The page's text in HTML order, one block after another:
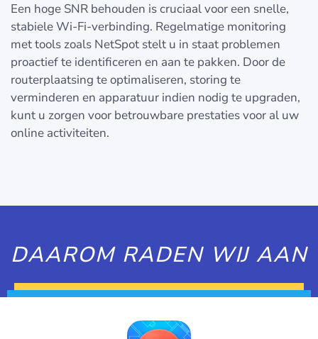
Een hoge SNR behouden is cruciaal voor een snelle,
stabiele Wi-Fi-verbinding. Regelmatige monitoring
met tools zoals NetSpot stelt u in staat problemen
proactief te identificeren en aan te pakken. Door de
routerplaatsing te optimaliseren, storing te
verminderen en apparatuur indien nodig te upgraden,
kunt u zorgen voor betrouwbare prestaties voor al uw
online activiteiten.
DAAROM RADEN WIJ AAN